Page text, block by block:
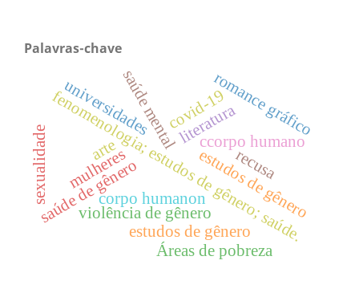
Palavras-chave
fenomenologia; estudos de gênero; saúde.
saúde mental
saúde de gênero
violência de gênero
ccorpo humano
estudos de gênero
sexualidade
literatura
mulheres
corpo humanon
estudos de gênero
romance gráfico
Áreas de pobreza
arte recusa
universidades covid-19